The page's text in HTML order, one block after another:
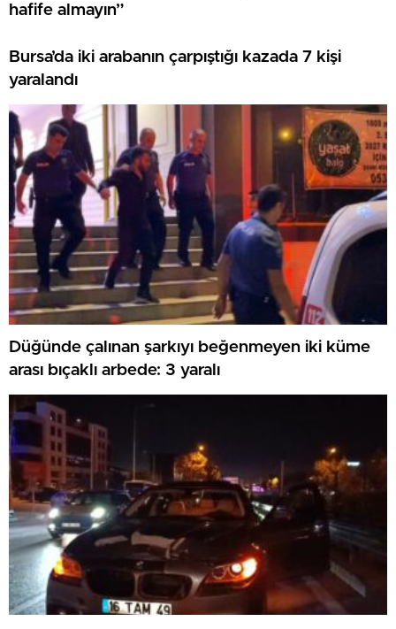
hafife almayın”
Bursa’da iki arabanın çarpıştığı kazada 7 kişi
yaralandı
Düğünde çalınan şarkıyı beğenmeyen iki küme
arası bıçaklı arbede: 3 yaralı